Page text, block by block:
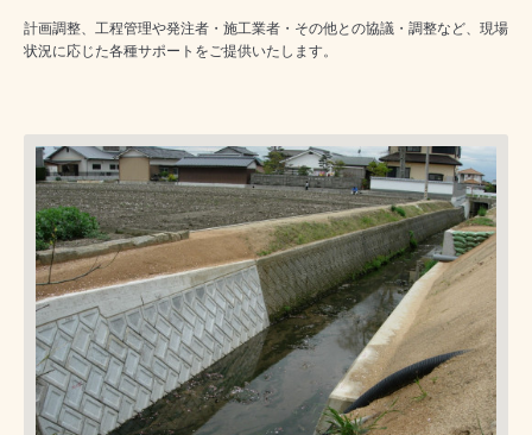
計画調整、工程管理や発注者・施工業者・その他との協議・調整など、現場
状況に応じた各種サポートをご提供いたします。